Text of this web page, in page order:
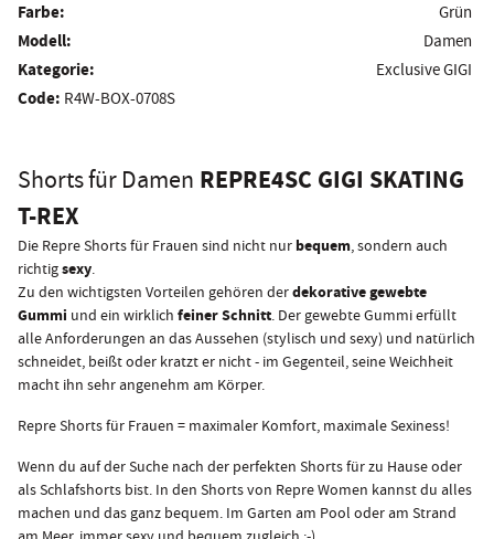
Farbe: Grün
Modell: Damen
Kategorie: Exclusive GIGI
Code: R4W-BOX-0708S
Shorts für Damen REPRE4SC GIGI SKATING
T-REX
Die Repre Shorts für Frauen sind nicht nur bequem, sondern auch
richtigsexy.
Zu den wichtigsten Vorteilen gehören derdekorative gewebte
Gummi und ein wirklich feiner Schnitt. Der gewebte Gummi erfüllt
alle Anforderungen an das Aussehen (stylisch und sexy) und natürlich
schneidet, beißt oder kratzt er nicht - im Gegenteil, seine Weichheit
macht ihn sehr angenehm am Körper.
Repre Shorts für Frauen = maximaler Komfort, maximale Sexiness!
Wenn du auf der Suche nach der perfekten Shorts für zu Hause oder
als Schlafshorts bist. In den Shorts von Repre Women kannst du alles
machen und das ganz bequem. Im Garten am Pool oder am Strand